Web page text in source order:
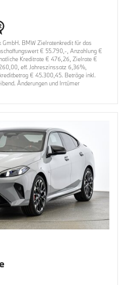
BMW Zielratenkredit für das
€ 55.790,-, Anzahlung €
Kreditrate € 476,26, Zielrate €
eff. Jahreszinssatz 6,36%,
€ 45.300,45. Beträge inkl.
Änderungen und Irrtümer